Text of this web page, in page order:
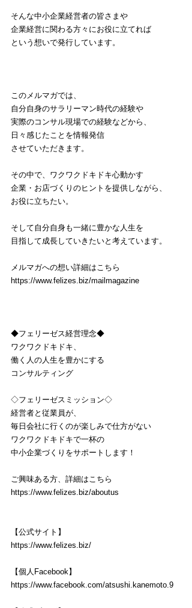
そんな中小企業経営者の皆さまや
企業経営に関わる方々にお役に立てれば
という想いで発行しています。
このメルマガでは、
自分自身のサラリーマン時代の経験や
実際のコンサル現場での経験などから、
日々感じたことを情報発信
させていただきます。
その中で、ワクワクドキドキ心動かす
企業・お店づくりのヒントを提供しながら、
お役に立ちたい。
そして自分自身も一緒に豊かな人生を
目指して成長していきたいと考えています。
メルマガへの想い詳細はこちら
https://www.felizes.biz/mailmagazine
◆フェリーゼス経営理念◆
ワクワクドキドキ、
働く人の人生を豊かにする
コンサルティング
◇フェリーゼスミッション◇
経営者と従業員が、
毎日会社に行くのが楽しみで仕方がない
ワクワクドキドキで一杯の
中小企業づくりをサポートします！
ご興味ある方、詳細はこちら
https://www.felizes.biz/aboutus
【公式サイト】
https://www.felizes.biz/
【個人Facebook】
https://www.facebook.com/atsushi.kanemoto.9